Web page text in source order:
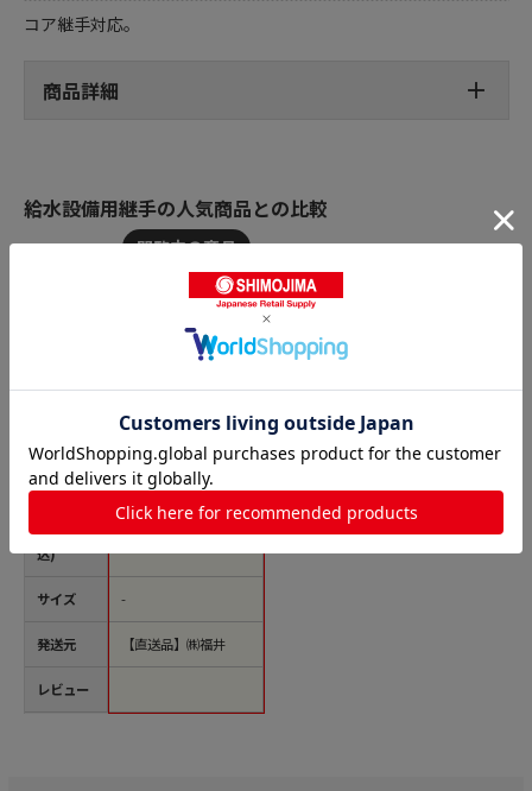
コア継手対応。
商品詳細
給水設備用継手の人気商品との比較
商品名
価格(税
込)
サイズ
発送元
レビュー
カクダイ 2237346 砲
金ブッシング 6167-65
X25 1個（ご注文単位
1個）【直送品】
￥11,586
-
【直送品】㈱福井